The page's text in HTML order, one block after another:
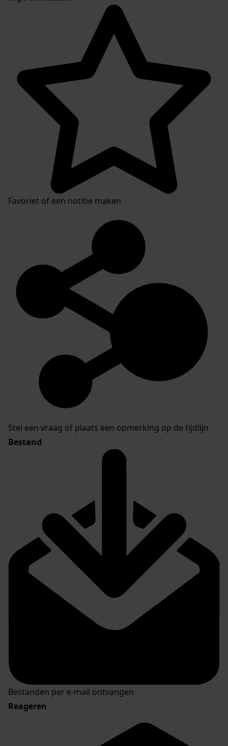
Favoriet of een notitie maken
Stel een vraag of plaats een opmerking op de tijdlijn
Bestand
Bestanden per e-mail ontvangen
Reageren